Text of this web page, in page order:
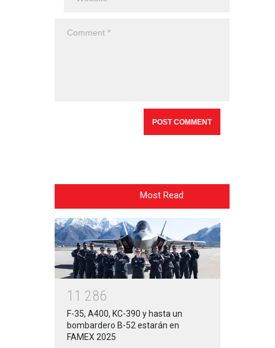
Most Read
1 1 286
F-35, A400, KC-390 y hasta un
bombardero B-52 estarán en
FAMEX 2025